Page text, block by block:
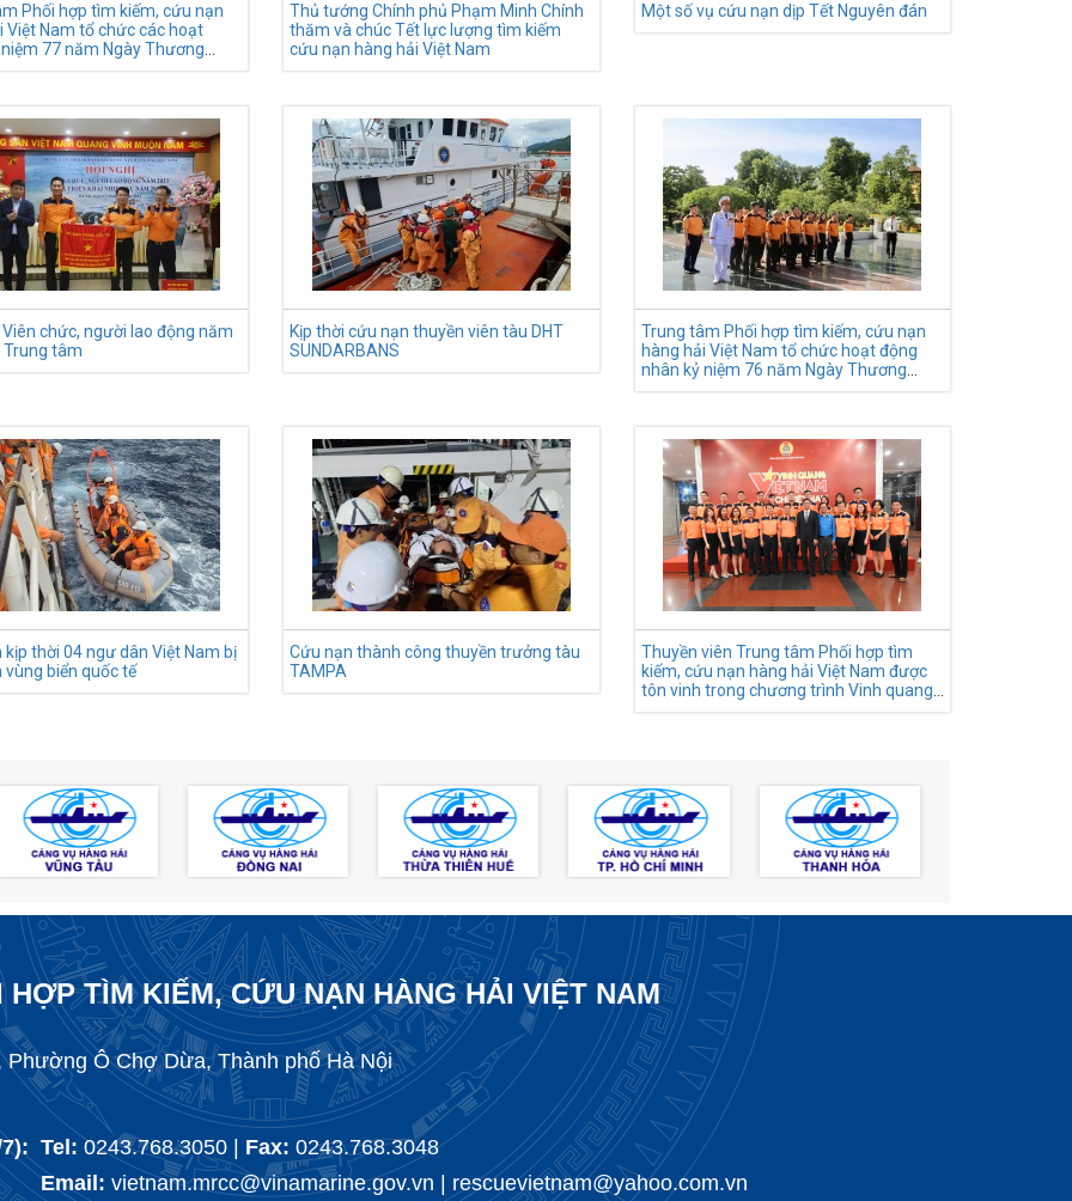
Phối hợp tìm kiếm, cứu nạn
Việt Nam tổ chức các hoạt
77 năm Ngày Thương
Thủ tướng Chính phủ Phạm Minh Chính
thăm và chúc Tết lực lượng tìm kiếm
cứu nạn hàng hải Việt Nam
Một số vụ cứu nạn dịp Tết Nguyên đán
Viên chức, người lao động năm
Trung tâm
Kịp thời cứu nạn thuyền viên tàu DHT
SUNDARBANS
Trung tâm Phối hợp tìm kiếm, cứu nạn
hàng hải Việt Nam tổ chức hoạt động
nhân kỷ niệm 76 năm Ngày Thương
kịp thời 04 ngư dân Việt Nam bị
vùng biển quốc tế
Cứu nạn thành công thuyền trưởng tàu
TAMPA
Thuyền viên Trung tâm Phối hợp tìm
kiếm, cứu nạn hàng hải Việt Nam được
tôn vinh trong chương trình Vinh quang
HỢP TÌM KIẾM, CỨU NẠN HÀNG HẢI VIỆT NAM
Phường Ô Chợ Dừa, Thành phố Hà Nội
Tel: 0243.768.3050 | Fax: 0243.768.3048
Email: vietnam.mrcc@vinamarine.gov.vn | rescuevietnam@yahoo.com.vn